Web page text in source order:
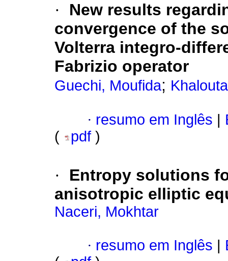
·
New results
convergence of the
Volterra integro-
Fabrizio operator
Guechi, Moufida;
· resumo em Inglês
(
pdf )
·
Entropy solutions
anisotropic elliptic
Naceri, Mokhtar
· resumo em Inglês